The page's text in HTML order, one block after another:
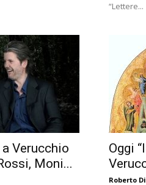
“Lettere...
Verucchio
Moni...
Oggi
Roberto